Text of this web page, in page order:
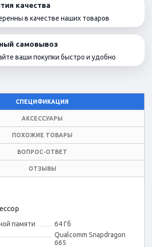
качества
в качестве наших товаров
самовывоз
ваши покупки быстро и удобно
СПЕЦИФИКАЦИЯ
АКСЕССУАРЫ
ПОХОЖИЕ ТОВАРЫ
ВОПРОС-ОТВЕТ
ОТЗЫВЫ
памяти
64 Гб
Qualcomm Snapdragon
665